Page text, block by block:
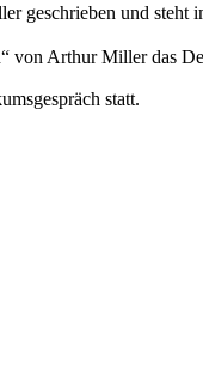
geschrieben und steht
von Arthur Miller das
statt.